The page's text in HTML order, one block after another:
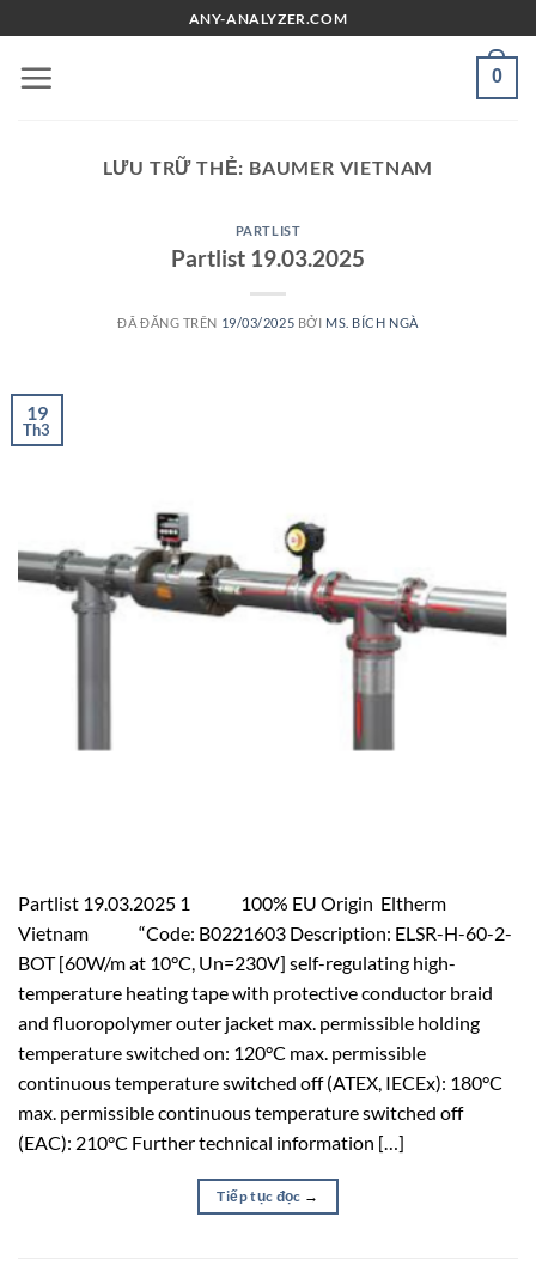
đến
nội
ANY-ANALYZER.COM
0
LƯU TRỮ THẺ: BAUMER VIETNAM
PARTLIST
Partlist 19.03.2025
ĐÃ ĐĂNG TRÊN 19/03/2025 BỞI MS. BÍCH NGÀ
19
Th3
Partlist 19.03.2025 1 100% EU Origin Eltherm
Vietnam “Code: B0221603 Description: ELSR-H-60-2-
BOT [60W/m at 10°C, Un=230V] self-regulating high-
temperature heating tape with protective conductor braid
and fluoropolymer outer jacket max. permissible holding
temperature switched on: 120°C max. permissible
continuous temperature switched off (ATEX, IECEx): 180°C
max. permissible continuous temperature switched off
(EAC): 210°C Further technical information […]
Tiếp tục đọc →